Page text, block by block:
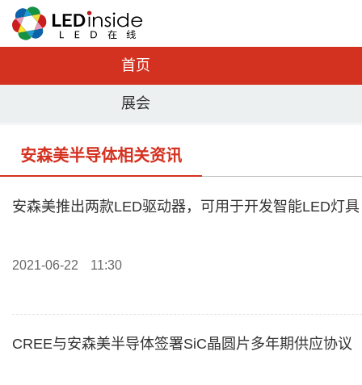
首页
展会
安森美半导体相关资讯
安森美推出两款LED驱动器，可用于开发智能LED灯具
2021-06-22 11:30
CREE与安森美半导体签署SiC晶圆片多年期供应协议